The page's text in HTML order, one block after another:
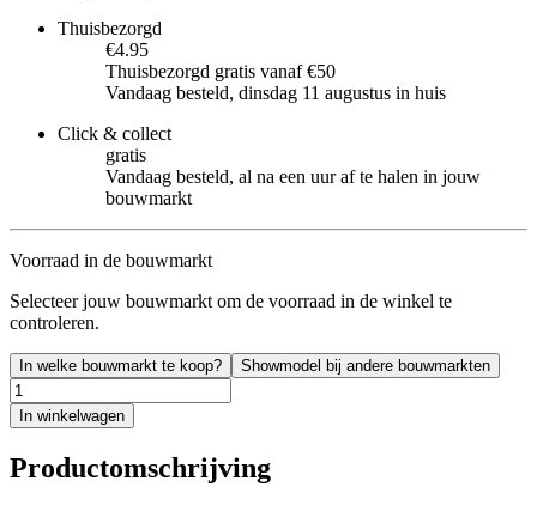
Thuisbezorgd
€4.95
Thuisbezorgd gratis vanaf €50
Vandaag besteld, dinsdag 11 augustus in huis
Click & collect
gratis
Vandaag besteld, al na een uur af te halen in jouw
bouwmarkt
Voorraad in de bouwmarkt
Selecteer jouw bouwmarkt om de voorraad in de winkel te
controleren.
In welke bouwmarkt te koop? Showmodel bij andere bouwmarkten
In winkelwagen
Productomschrijving